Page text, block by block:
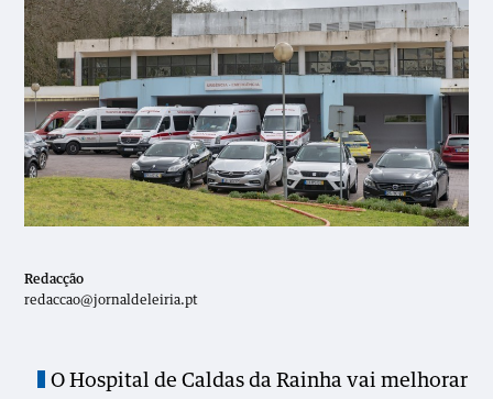
Redacção
redaccao@jornaldeleiria.pt
O Hospital de Caldas da Rainha vai melhorar